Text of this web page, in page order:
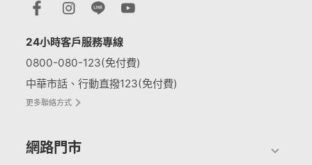
24小時客戶服務專線
0800-080-123(免付費)
中華市話、行動直撥123(免付費)
更多聯絡方式
網路門市